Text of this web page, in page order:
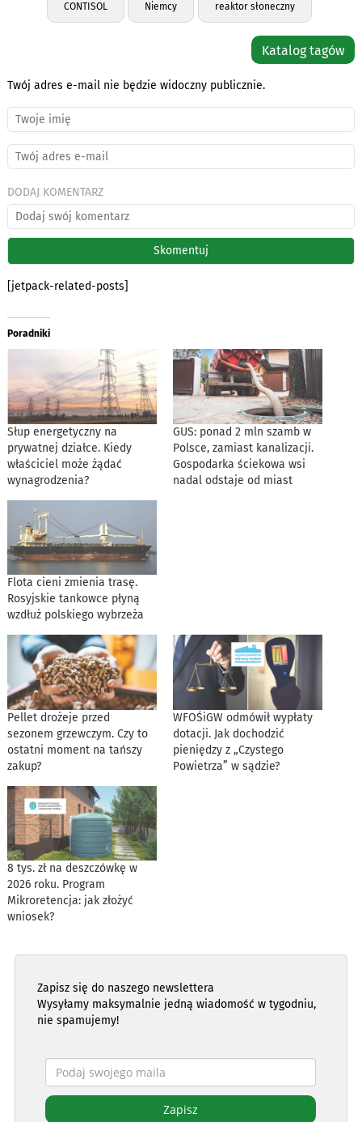
CONTISOL Niemcy reaktor słoneczny
Katalog tagów
Twój adres e-mail nie będzie widoczny publicznie.
DODAJ KOMENTARZ
[jetpack-related-posts]
Poradniki
Słup energetyczny na
prywatnej działce. Kiedy
właściciel może żądać
wynagrodzenia?
GUS: ponad 2 mln szamb w
Polsce, zamiast kanalizacji.
Gospodarka ściekowa wsi
nadal odstaje od miast
Flota cieni zmienia trasę.
Rosyjskie tankowce płyną
wzdłuż polskiego wybrzeża
Pellet drożeje przed
sezonem grzewczym. Czy to
ostatni moment na tańszy
zakup?
WFOŚiGW odmówił wypłaty
dotacji. Jak dochodzić
pieniędzy z „Czystego
Powietrza” w sądzie?
8 tys. zł na deszczówkę w
2026 roku. Program
Mikroretencja: jak złożyć
wniosek?
Zapisz się do naszego newslettera
Wysyłamy maksymalnie jedną wiadomość w tygodniu,
nie spamujemy!